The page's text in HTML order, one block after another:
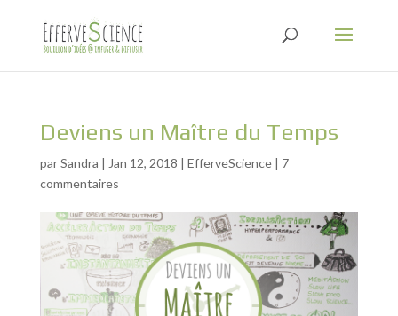
Deviens un Maître du Temps
parSandra | Jan 12, 2018 | EfferveScience| 7
commentaires